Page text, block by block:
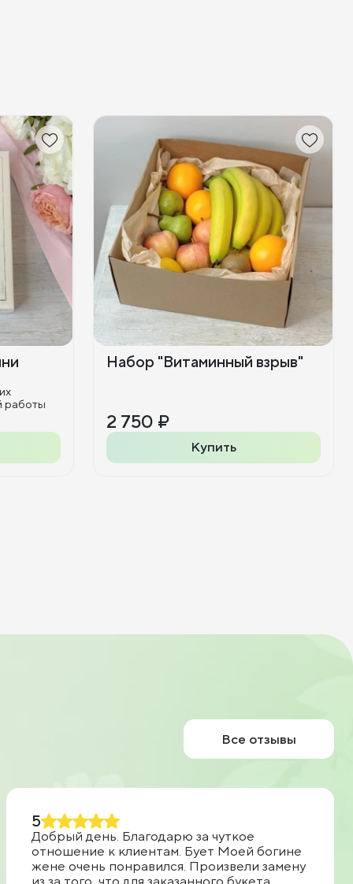
работы
Набор "Витаминный взрыв"
2 750 ₽
Купить
Все отзывы
5
Добрый день. Благодарю за чуткое
отношение к клиентам. Бует Моей богине
жене очень понравился. Произвели замену
из за того, что для заказанного букета